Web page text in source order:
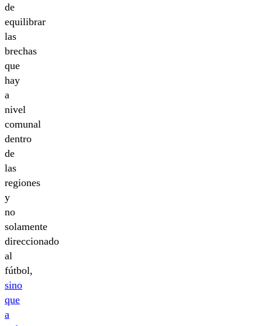
de
equilibrar
las
brechas
que
hay
a
nivel
comunal
dentro
de
las
regiones
y
no
solamente
direccionado
al
fútbol,
sino
que
a